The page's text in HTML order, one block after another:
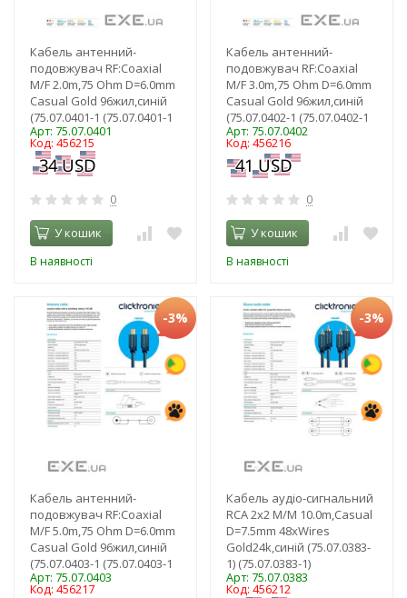
Кабель антенний-
подовжувач RF:Coaxial
M/F 2.0m,75 Ohm D=6.0mm
Casual Gold 96жил,синій
(75.07.0401-1 (75.07.0401-1
Арт: 75.07.0401
Код: 456215
0
У кошик
В наявності
Кабель антенний-
подовжувач RF:Coaxial
M/F 3.0m,75 Ohm D=6.0mm
Casual Gold 96жил,синій
(75.07.0402-1 (75.07.0402-1
Арт: 75.07.0402
Код: 456216
0
У кошик
В наявності
-3%
Кабель антенний-
подовжувач RF:Coaxial
M/F 5.0m,75 Ohm D=6.0mm
Casual Gold 96жил,синій
(75.07.0403-1 (75.07.0403-1
Арт: 75.07.0403
Код: 456217
-3%
Кабель аудіо-сигнальний
RCA 2x2 M/M 10.0m,Casual
D=7.5mm 48xWires
Gold24k,синій (75.07.0383-
1) (75.07.0383-1)
Арт: 75.07.0383
Код: 456212